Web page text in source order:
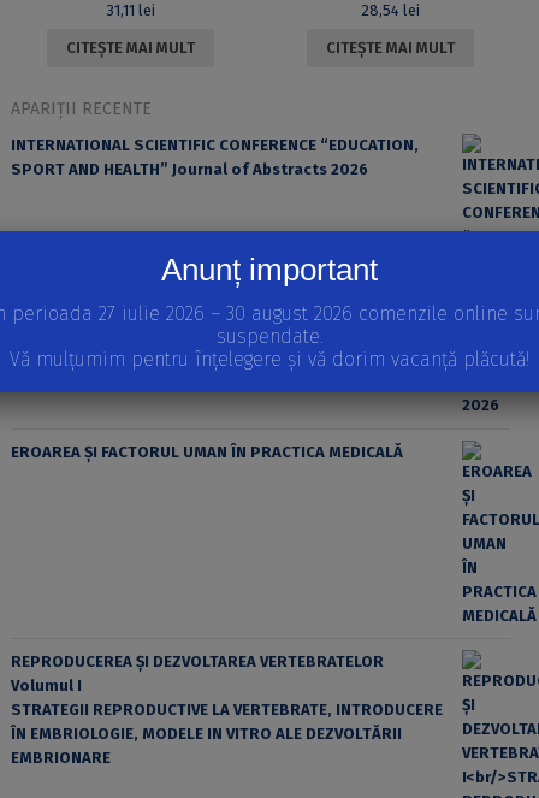
31,11 lei
CITEȘTE MAI MULT
28,54lei
CITEȘTE MAI MULT
APARIȚII RECENTE
INTERNATIONAL SCIENTIFIC CONFERENCE “EDUCATION,
SPORT AND HEALTH” Journal of Abstracts 2026
EROAREA ȘI FACTORUL UMAN ÎN PRACTICA MEDICALĂ
REPRODUCEREA ȘI DEZVOLTAREA VERTEBRATELOR
Volumul I
STRATEGII REPRODUCTIVE LA VERTEBRATE, INTRODUCERE
ÎN EMBRIOLOGIE, MODELE IN VITRO ALE DEZVOLTĂRII
EMBRIONARE
Anunț important
perioada 27 iulie 2026 – 30 august 2026 comenzile online
suspendate.
Vă mulțumim pentru înțelegere și vă dorim vacanță plăcută!